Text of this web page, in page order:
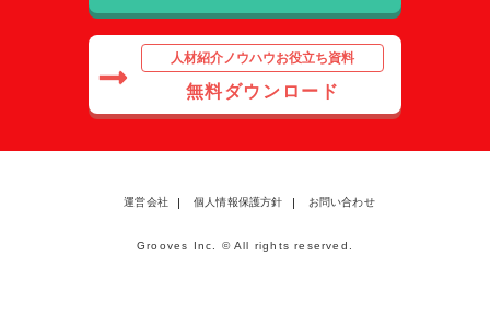
人材紹介ノウハウお役立ち資料
無料ダウンロード
運営会社 個人情報保護方針 お問い合わせ
Grooves Inc. © All rights reserved.